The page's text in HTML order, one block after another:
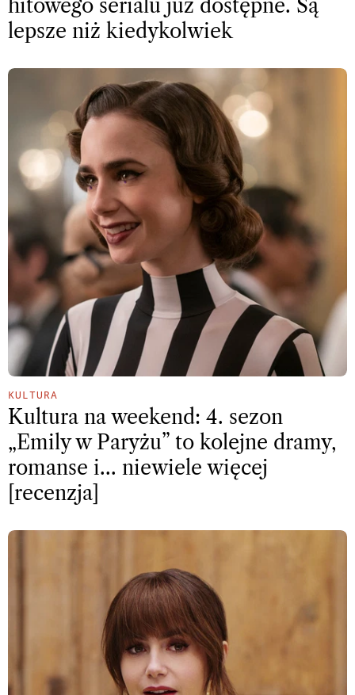
hitowego serialu już dostępne. Są
lepsze niż kiedykolwiek
KULTURA
Kultura na weekend: 4. sezon
„Emily w Paryżu” to kolejne dramy,
romanse i… niewiele więcej
[recenzja]